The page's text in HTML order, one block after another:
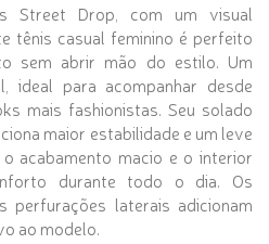
Street Drop, com um visual
tênis casual feminino é perfeito
sem abrir mão do estilo. Um
ideal para acompanhar desde
mais fashionistas. Seu solado
maior estabilidade e um leve
acabamento macio e o interior
durante todo o dia. Os
perfurações laterais adicionam
ao modelo.